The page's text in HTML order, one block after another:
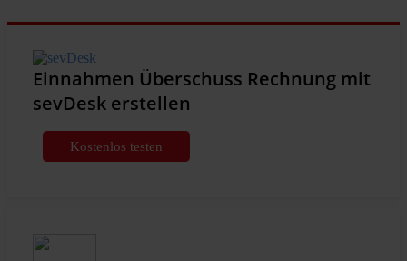
Einnahmen Überschuss Rechnung mit
sevDesk erstellen
Kostenlos testen